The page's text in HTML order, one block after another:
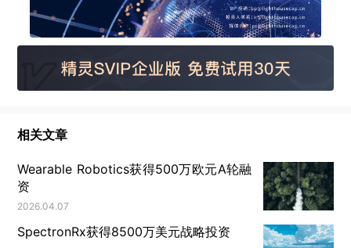
相关文章
Wearable Robotics获得500万欧元A轮融
资
2026.04.07
SpectronRx获得8500万美元战略投资